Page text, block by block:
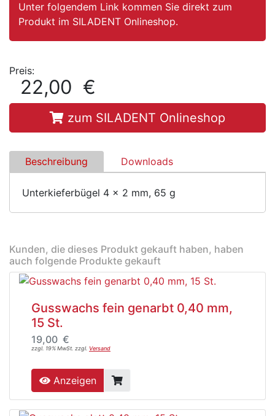
Unter folgendem Link kommen Sie direkt zum
Produkt im SILADENT Onlineshop.
Preis:
22,00 €
zum SILADENT Onlineshop
Beschreibung Downloads
Unterkieferbügel 4 x 2 mm, 65 g
Kunden, die dieses Produkt gekauft haben, haben
auch folgende Produkte gekauft
Gusswachs fein genarbt 0,40 mm,
15 St.
19,00 €
zzgl. 19% MwSt. zzgl. Versand
Anzeigen